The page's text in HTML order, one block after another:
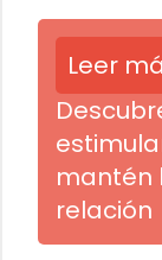
Leer
mantén
relación